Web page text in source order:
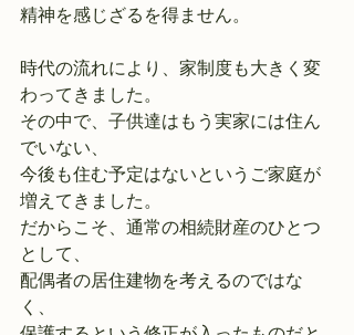
精神を感じざるを得ません。
時代の流れにより、家制度も大きく変
わってきました。
その中で、子供達はもう実家には住ん
でいない、
今後も住む予定はないというご家庭が
増えてきました。
だからこそ、通常の相続財産のひとつ
として、
配偶者の居住建物を考えるのではな
く、